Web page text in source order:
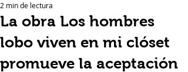
La obra Los hombres
lobo viven en mi clóset
promueve la aceptación
2 min de lectura